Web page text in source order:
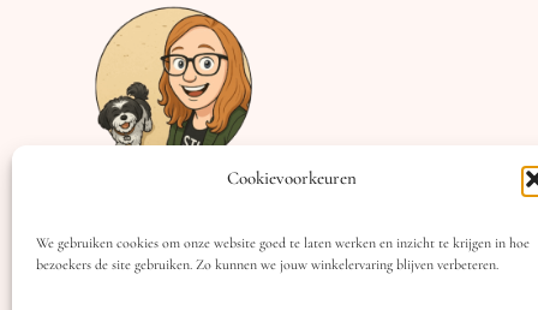
Cookievoorkeuren
We gebruiken cookies om onze website goed te laten werken en inzicht te krijgen in hoe
bezoekers de site gebruiken. Zo kunnen we jouw winkelervaring blijven verbeteren.